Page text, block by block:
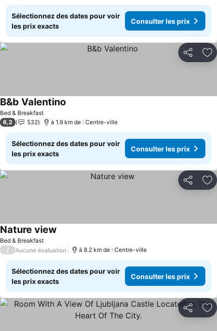
Sélectionnez des dates pour voir
les prix exacts
Consulter les prix
Partager
Bed & Breakfast
B&b Valentino
6,2 532 à 1.9 km de : Centre-ville
Sélectionnez des dates pour voir
les prix exacts
Consulter les prix
Partager
Bed & Breakfast
Nature view
/ Aucune évaluation à 8.2 km de : Centre-ville
Sélectionnez des dates pour voir
les prix exacts
Consulter les prix
Partager